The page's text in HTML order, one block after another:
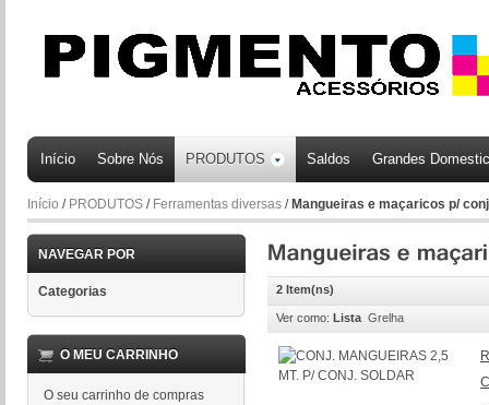
Início Sobre Nós PRODUTOS Saldos Grandes
Início / PRODUTOS / Ferramentas diversas / Mangueiras e maçaricos p/
NAVEGAR POR
Categorias
O MEU CARRINHO
O seu carrinho de compras
2 Item(ns)
Ver como: Lista Grelha